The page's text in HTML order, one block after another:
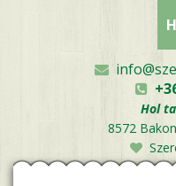
Hol
8572